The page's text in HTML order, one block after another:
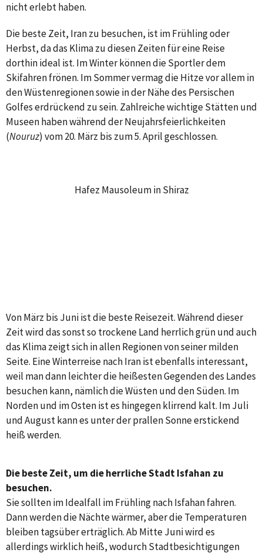
nicht erlebt haben.
Die beste Zeit, Iran zu besuchen, ist im Frühling oder
Herbst, da das Klima zu diesen Zeiten für eine Reise
dorthin ideal ist. Im Winter können die Sportler dem
Skifahren frönen. Im Sommer vermag die Hitze vor allem in
den Wüstenregionen sowie in der Nähe des Persischen
Golfes erdrückend zu sein. Zahlreiche wichtige Stätten und
Museen haben während der Neujahrsfeierlichkeiten
(Nouruz) vom 20. März bis zum 5. April geschlossen.
Hafez Mausoleum in Shiraz
Von März bis Juni ist die beste Reisezeit. Während dieser
Zeit wird das sonst so trockene Land herrlich grün und auch
das Klima zeigt sich in allen Regionen von seiner milden
Seite. Eine Winterreise nach Iran ist ebenfalls interessant,
weil man dann leichter die heißesten Gegenden des Landes
besuchen kann, nämlich die Wüsten und den Süden. Im
Norden und im Osten ist es hingegen klirrend kalt. Im Juli
und August kann es unter der prallen Sonne erstickend
heiß werden.
Die beste Zeit, um die herrliche Stadt Isfahan zu
besuchen.
Sie sollten im Idealfall im Frühling nach Isfahan fahren.
Dann werden die Nächte wärmer, aber die Temperaturen
bleiben tagsüber erträglich. Ab Mitte Juni wird es
allerdings wirklich heiß, wodurch Stadtbesichtigungen